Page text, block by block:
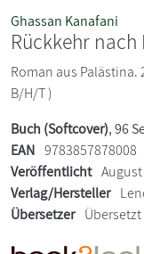
Ghassan Kanafani
Rückkehr nach
Roman aus Palästina.
B/H/T )
Buch (Softcover), 96
EAN 9783857878008
Veröffentlicht August
Verlag/Hersteller
Übersetzer